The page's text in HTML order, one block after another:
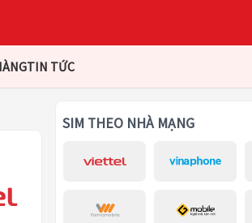
TIN TỨC
SIM THEO NHÀ MẠNG